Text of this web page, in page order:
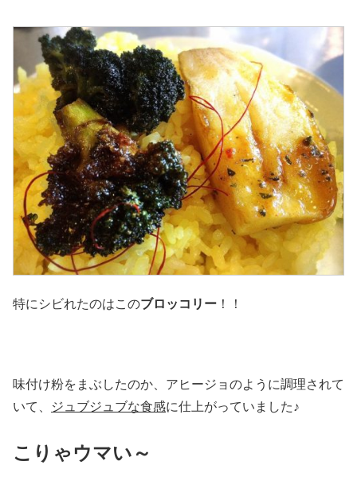
特にシビれたのはこのブロッコリー ！！
味付け粉をまぶしたのか、アヒージョのように調理されて
いて、
ジュブジュブな食感に仕上がっていました♪
こりゃウマい～